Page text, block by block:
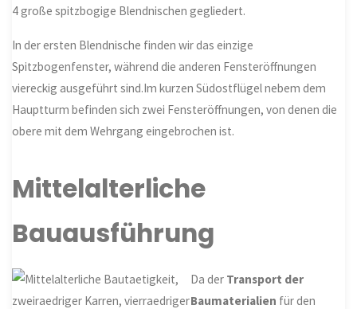
4 große spitzbogige Blendnischen gegliedert.
In der ersten Blendnische finden wir das einzige
Spitzbogenfenster, während die anderen Fensteröffnungen
viereckig ausgeführt sind.Im kurzen Südostflügel nebem dem
Hauptturm befinden sich zwei Fensteröffnungen, von denen die
obere mit dem Wehrgang eingebrochen ist.
Mittelalterliche
Bauausführung
Da der Transport der
Baumaterialien für den